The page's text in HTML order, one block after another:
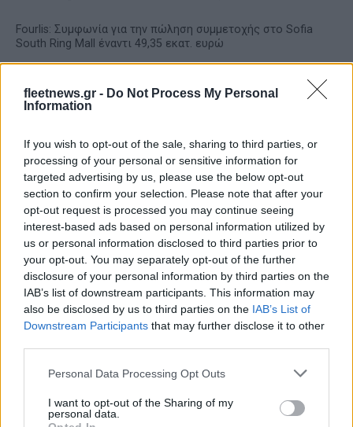
fleetnews.gr - Do Not Process My Personal
Information
If you wish to opt-out of the sale, sharing to third parties, or
processing of your personal or sensitive information for
targeted advertising by us, please use the below opt-out
section to confirm your selection. Please note that after your
opt-out request is processed you may continue seeing
interest-based ads based on personal information utilized by
us or personal information disclosed to third parties prior to
your opt-out. You may separately opt-out of the further
disclosure of your personal information by third parties on the
IAB’s list of downstream participants. This information may
also be disclosed by us to third parties on the IAB’s List of
Downstream Participants that may further disclose it to other
Please note that this website/app uses one or more Google
not limited to your visit or usage behaviour. You may click to
grant or deny consent to Google and its third-party tags to
Personal Data Processing Opt Outs
I want to opt-out of the Sharing of my
personal data.
Fourlis: Συμφωνία για την πώληση συμμετοχής στο Sofia
South Ring Mall έναντι 49,35 εκατ. ευρώ
Χρηματιστήριο Αθηνών:
Εβδομαδιαία άνοδος 1,76%,
κέρδη 23,31% από τις αρχές
του έτους
ΣΚΑΪ: Ολοκληρώθηκε η
θητεία του Γρηγόρη
Δημητριάδη - Ο Γιάννης
Αλαφούζος επιστρέφει στη
θέση του CEO
Media: Με ενίσχυση 8 εκατ. ευρώ σε 451 επιχειρήσεις
ΕΔΟΕΑΠ